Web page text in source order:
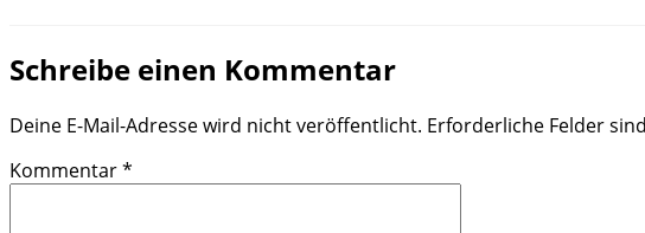
Schreibe einen Kommentar
Deine E-Mail-Adresse wird nicht veröffentlicht. Erforderliche Felder
Kommentar*